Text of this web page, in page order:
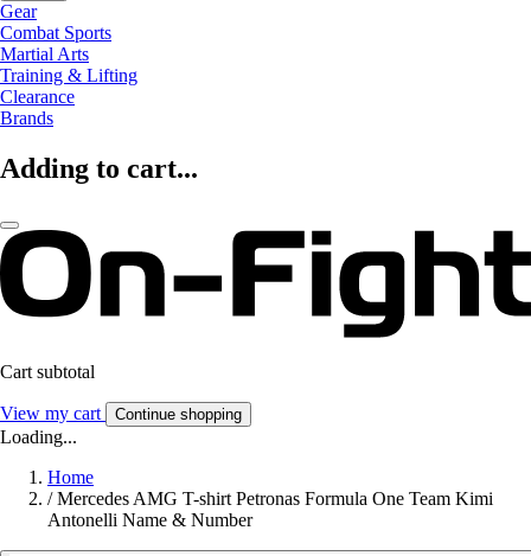
Gear
Combat Sports
Martial Arts
Training & Lifting
Clearance
Brands
Adding to cart...
Cart subtotal
View my cart Continue shopping
Loading...
Home
/ Mercedes AMG T-shirt Petronas Formula One Team Kimi
Antonelli Name & Number